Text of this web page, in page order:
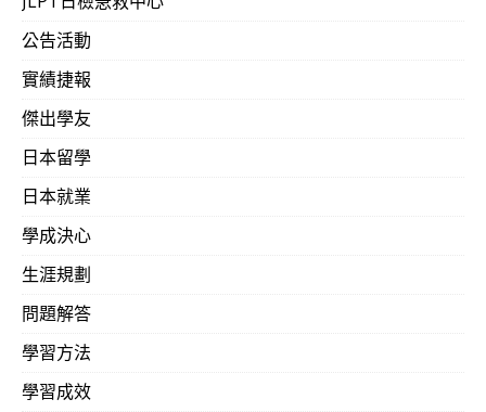
公告活動
實績捷報
傑出學友
日本留學
日本就業
學成決心
生涯規劃
問題解答
學習方法
學習成效